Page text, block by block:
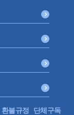
, 직원이 있는 경우
한 급여, 급여명세
기초정보를 많이
운드 : 소개가 최고
환불규정
단체구독